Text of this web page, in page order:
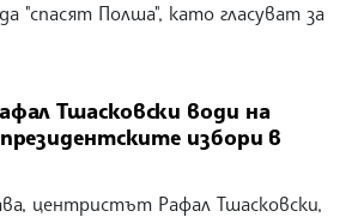
"спасят Полша", като гласуват за
Тшасковски води на
избори в
центристът Рафал Тшасковски,